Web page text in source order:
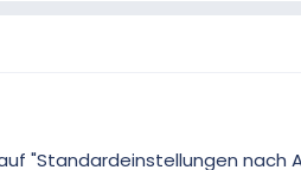
"Standardeinstellungen nach